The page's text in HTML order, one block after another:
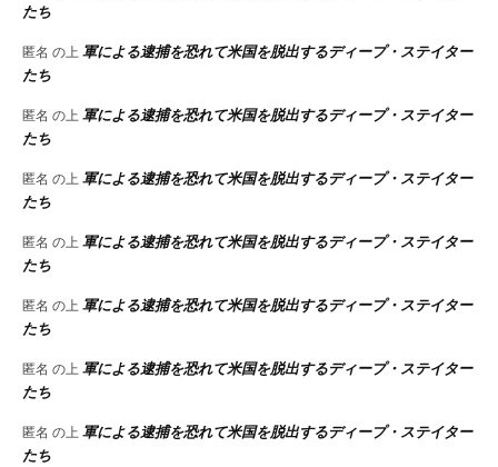
たち
匿名 の上 軍による逮捕を恐れて米国を脱出するディープ・ステイター
たち
匿名 の上 軍による逮捕を恐れて米国を脱出するディープ・ステイター
たち
匿名 の上 軍による逮捕を恐れて米国を脱出するディープ・ステイター
たち
匿名 の上 軍による逮捕を恐れて米国を脱出するディープ・ステイター
たち
匿名 の上 軍による逮捕を恐れて米国を脱出するディープ・ステイター
たち
匿名 の上 軍による逮捕を恐れて米国を脱出するディープ・ステイター
たち
匿名 の上 軍による逮捕を恐れて米国を脱出するディープ・ステイター
たち